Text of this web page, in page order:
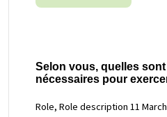
Selon vous, quelles
nécessaires pour
Role, Role description 11